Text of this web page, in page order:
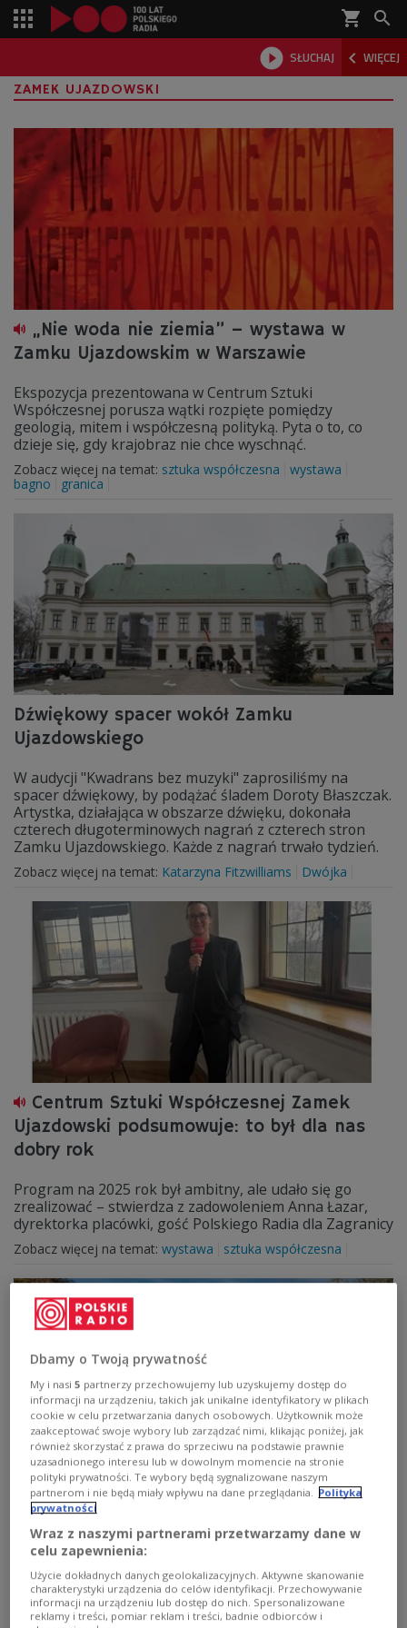
shopping_cart 
 SŁUCHAJ  WIĘCEJ

ZAMEK UJAZDOWSKI
„Nie woda nie ziemia” – wystawa w
Zamku Ujazdowskim w Warszawie
Ekspozycja prezentowana w Centrum Sztuki
Współczesnej porusza wątki rozpięte pomiędzy
geologią, mitem i współczesną polityką. Pyta o to, co
dzieje się, gdy krajobraz nie chce wyschnąć.
Zobacz więcej na temat: sztuka współczesna
wystawa
bagno
granica
Dźwiękowy spacer wokół Zamku
Ujazdowskiego
W audycji "Kwadrans bez muzyki" zaprosiliśmy na
spacer dźwiękowy, by podążać śladem Doroty Błaszczak.
Artystka, działająca w obszarze dźwięku, dokonała
czterech długoterminowych nagrań z czterech stron
Zamku Ujazdowskiego. Każde z nagrań trwało tydzień.
Zobacz więcej na temat: Katarzyna Fitzwilliams Dwójka
Centrum Sztuki Współczesnej Zamek
Ujazdowski podsumowuje: to był dla nas
dobry rok
Program na 2025 rok był ambitny, ale udało się go
zrealizować – stwierdza z zadowoleniem Anna Łazar,
dyrektorka placówki, gość Polskiego Radia dla Zagranicy
Zobacz więcej na temat: wystawa sztuka współczesna
"Jedyne takie miejsce". Radiowa
Jedynka w Zamku Ujazdowskim w
Warszawie
Położony na skarpie wiślanej w Warszawie Zamek
Ujazdowski ma wielowiekową i burzliwą historię. Jest nie
tylko zabytkiem historycznym, ale i żywym ośrodkiem
życia artystycznego Warszawy. W budynku swoją
Dbamy o Twoją prywatność
My i nasi5 partnerzy przechowujemy lub uzyskujemy dostęp do
informacji na urządzeniu, takich jak unikalne identyfikatory w plikach
cookie w celu przetwarzania danych osobowych. Użytkownik może
zaakceptować swoje wybory lub zarządzać nimi, klikając poniżej, jak
również skorzystać z prawa do sprzeciwu na podstawie prawnie
uzasadnionego interesu lub w dowolnym momencie na stronie
polityki prywatności. Te wybory będą sygnalizowane naszym
partnerom i nie będą miały wpływu na dane przeglądania.
Polityka
prywatności
Wraz z naszymi partnerami przetwarzamy dane w
celu zapewnienia:
Użycie dokładnych danych geolokalizacyjnych. Aktywne skanowanie
charakterystyki urządzenia do celów identyfikacji. Przechowywanie
informacji na urządzeniu lub dostęp do nich. Spersonalizowane
reklamy i treści, pomiar reklam i treści, badnie odbiorców i